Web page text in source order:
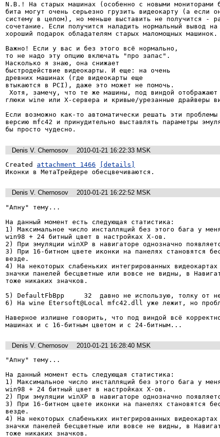
N.B.! На старых машинах (особенно с новыми мониторами
бита могут очень серьезно грузить видеокарту (а если
систему в целом), но меньше выставить не получится -
сочетание. Если получится наладить нормальный вывод
хороший подарок обладателям старых маломощных машинок.
Важно! Если у вас и без этого всё нормально,
то не надо эту опцию включать "про запас".
Насколько я знаю, она снижает
быстродействие видеокарты. И еще: на очень
древних машинах (где видеокарты еще
втыкаются в PCI), даже это может не помочь.
глюки wine или X-сервера и кривые/урезанные драйверы
Если возможно как-то автоматически решать эти
версию mfc42 и принудительно выставлять параметры
бы просто чудесно.
Denis V. Chernosov
2010-01-21 16:22:33 MSK
Created attachment 1466
[details]
Иконки в МетаТрейдере обесцвечиваются.
Denis V. Chernosov
2010-01-21 16:22:52 MSK
"Апну" тему...
На данный момент есть следующая статистика:
1) Максимальное число инсталляций без этого бага у
win98 + 24 битный цвет в настройках X-ов.
2) При эмуляции winXP в навигаторе однозначно
3) При 16-битном цвете иконки на панелях становятся
везде.
4) На некоторых слабеньких интегрированных
значки панелей бесцветные или вовсе не видны, в
тоже никаких значков.
5) DefaultFbBpp     32  давно не использую, толку от
6) На wine Etersoft@Local mfc42.dll уже лежит, но
Наверное излишне говорить, что под виндой всё
Denis V. Chernosov
2010-01-21 16:28:40 MSK
"Апну" тему...
На данный момент есть следующая статистика:
1) Максимальное число инсталляций без этого бага у
win98 + 24 битный цвет в настройках X-ов.
2) При эмуляции winXP в навигаторе однозначно
3) При 16-битном цвете иконки на панелях становятся
везде.
4) На некоторых слабеньких интегрированных
значки панелей бесцветные или вовсе не видны, в
тоже никаких значков.